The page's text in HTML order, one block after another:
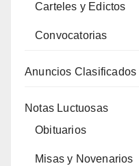
Carteles y Edictos
Convocatorias
Anuncios Clasificados
Notas Luctuosas
Obituarios
Misas y Novenarios